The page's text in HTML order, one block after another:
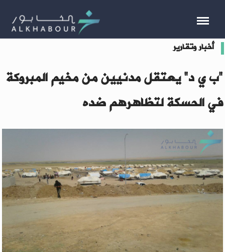
أخبار وتقارير
"ب ي د" يعتقل مدنيين من مخيم المبروكة
في الحسكة لتظاهرهم ضده